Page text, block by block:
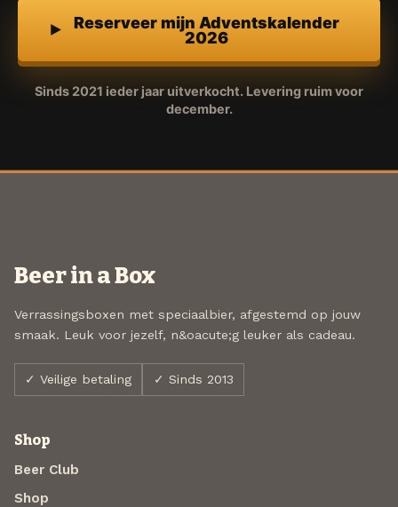
Reserveer mijn Adventskalender
2026
Sinds 2021 ieder jaar uitverkocht. Levering ruim voor
december.
Beer in a Box
Verrassingsboxen met speciaalbier, afgestemd op jouw
smaak. Leuk voor jezelf, n&oacute;g leuker als cadeau.
✓ Veilige betaling ✓ Sinds 2013
Shop
Beer Club
Shop